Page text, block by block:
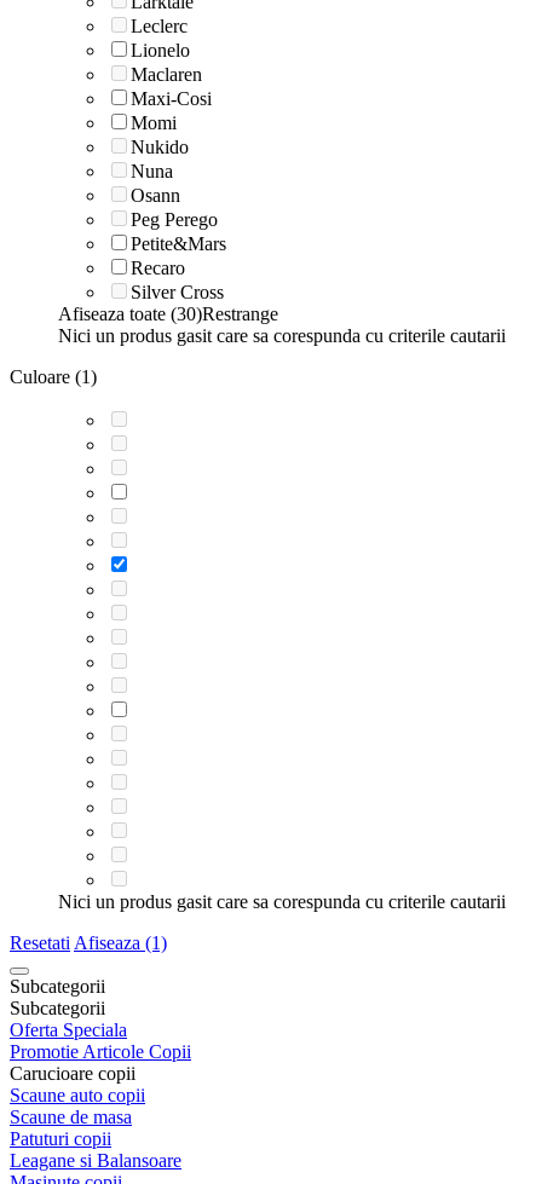
Leclerc
Lionelo
Maclaren
Maxi-Cosi
Momi
Nukido
Nuna
Osann
Peg Perego
Petite&Mars
Recaro
Silver Cross
Afiseaza toate (30)Restrange
Nici un produs gasit care sa corespunda cu criterile cautarii
Culoare (1)
Nici un produs gasit care sa corespunda cu criterile cautarii
Resetati Afiseaza (1)
Subcategorii
Subcategorii
Oferta Speciala
Promotie Articole Copii
Carucioare copii
Scaune auto copii
Scaune de masa
Patuturi copii
Leagane si Balansoare